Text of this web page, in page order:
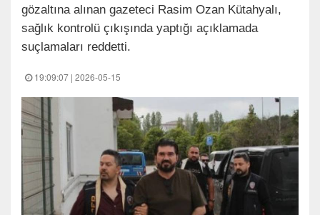
gözaltına alınan gazeteci Rasim Ozan Kütahyalı,
sağlık kontrolü çıkışında yaptığı açıklamada
suçlamaları reddetti.
19:09:07 | 2026-05-15